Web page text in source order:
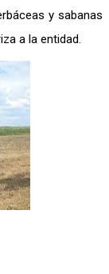
y sabanas
a la entidad.